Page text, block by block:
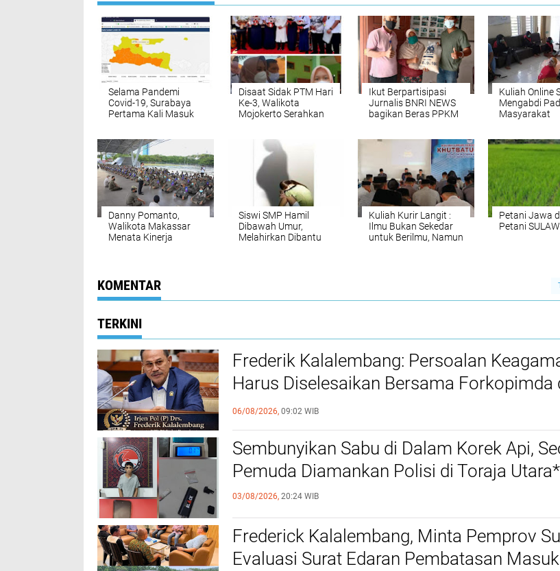
Selama Pandemi
Covid-19, Surabaya
Pertama Kali Masuk
Disaat Sidak PTM Hari
Ke-3, Walikota
Mojokerto Serahkan
Ikut Berpartisipasi
Jurnalis BNRI NEWS
bagikan Beras PPKM
Kuliah Online
Mengabdi
Masyarakat
Danny Pomanto,
Walikota Makassar
Menata Kinerja
Siswi SMP Hamil
Dibawah Umur,
Melahirkan Dibantu
Kuliah Kurir Langit :
Ilmu Bukan Sekedar
untuk Berilmu, Namun
Petani Jawa
Petani
KOMENTAR
TERKINI
Frederik Kalalembang: Persoalan
Harus Diselesaikan Bersama Forkopimda
FKUB
06/08/2026, 09:02 WIB
Sembunyikan Sabu di Dalam Korek Api,
Pemuda Diamankan Polisi di Toraja Utara*
03/08/2026, 20:24 WIB
Frederick Kalalembang, Minta Pemprov
Evaluasi Surat Edaran Pembatasan Masuk